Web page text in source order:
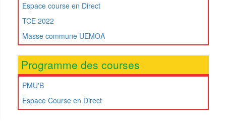
Espace course en Direct
TCE 2022
Masse commune UEMOA
Programme des courses
PMU'B
Espace Course en Direct